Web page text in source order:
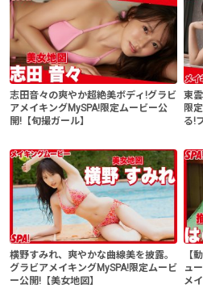
志田音々の爽やか超絶美ボディ!グラビ
アメイキングMySPA!限定ムービー公
開!【旬撮ガール】
東
限
る!
横野すみれ、爽やかな曲線美を披露。
グラビアメイキングMySPA!限定ムービ
ー公開!【美女地図】
【
ュ
メ